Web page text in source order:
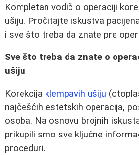
Kompletan vodič o operaciji
ušiju. Pročitajte iskustva
i sve što treba da znate pre
Sve što treba da znate o
ušiju
Korekcija klempavih ušiju
najčešćih estetskih operacija,
osoba. Na osnovu brojnih
prikupili smo sve ključne
proceduri.